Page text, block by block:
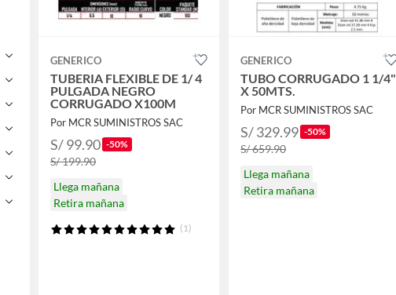
GENERICO
TUBERIA FLEXIBLE DE 1/ 4
PULGADA NEGRO
CORRUGADO X100M
Por MCR SUMINISTROS SAC
S/ 99.90 -50%
S/ 199.90
Llega mañana
Retira mañana
(1)
GENERICO
TUBO CORRUGADO 1 1/4"
X 50MTS.
Por MCR SUMINISTROS SAC
S/ 329.99 -50%
S/ 659.90
Llega mañana
Retira mañana